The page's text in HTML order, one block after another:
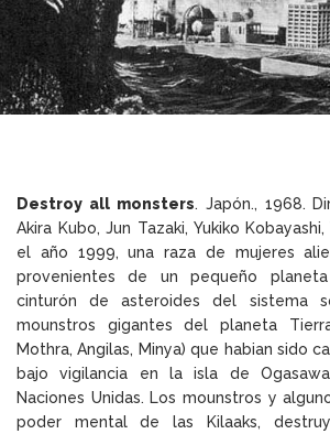
Destroy all monsters. Japón., 1968.
Akira Kubo, Jun Tazaki, Yukiko Kobayashi,
el año 1999, una raza de mujeres
provenientes de un pequeño
cinturón de asteroides del sistema
mounstros gigantes del planeta
Mothra, Angilas, Minya) que habian sido
bajo vigilancia en la isla de
Naciones Unidas. Los mounstros y
poder mental de las Kilaaks,